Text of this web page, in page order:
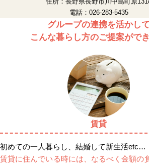
電話：026-283-5435
グループの連携を活かして
こんな暮らし方のご提案がで
賃貸
初めての一人暮らし、結婚して新生活etc…
賃貸に住んでいる時には、なるべく金額の